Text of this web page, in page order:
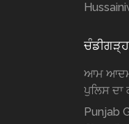
ਆਮ
ਪੁਲਿਸ ਦਾ
Punjab